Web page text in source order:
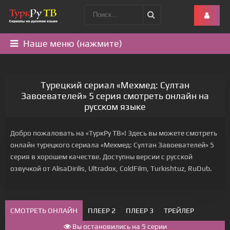
Наше меню (нажмите)
Турецкий сериал «Мехмед: Султан
Завоевателей» 5 серия смотреть онлайн на
русском языке
Добро пожаловать на «ТуркРу ТВ»! Здесь вы можете смотреть
онлайн турецкого сериала «Мехмед: Султан Завоевателей» 5
серия в хорошем качестве. Доступны версии с русской
озвучкой от AlisaDirilis, Ultradox, ColdFilm, Turkishtuz, RuDub.
СМОТРЕТЬ ОНЛАЙН ПЛЕЕР 2 ПЛЕЕР 3
ТРЕЙЛЕР
Вы остановились на 5 серии